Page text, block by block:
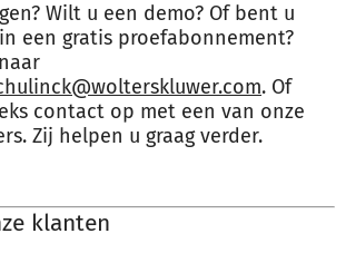
Wilt u een demo? Of bent u
een gratis proefabonnement?
. Of
contact op met een van onze
Zij helpen u graag verder.
klanten